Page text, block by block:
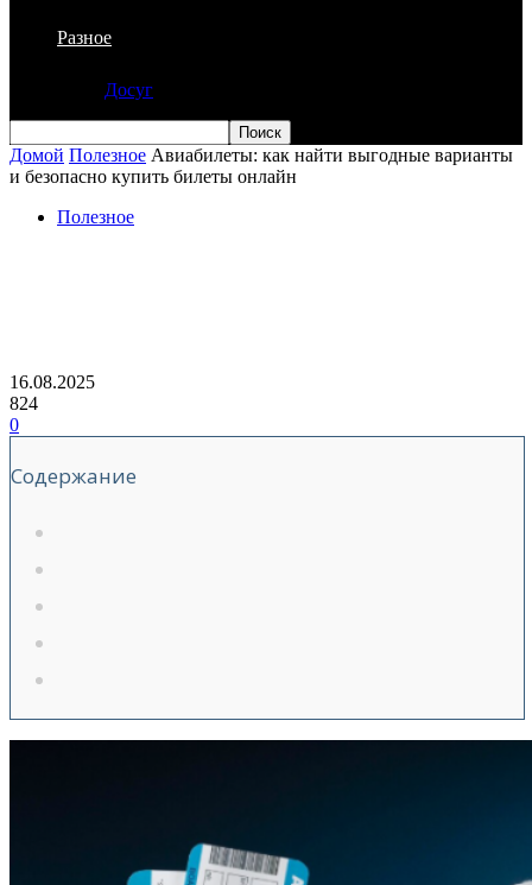
Разное
Досуг
Домой Полезное Авиабилеты: как найти выгодные варианты
и безопасно купить билеты онлайн
Полезное
16.08.2025
824
0
Содержание